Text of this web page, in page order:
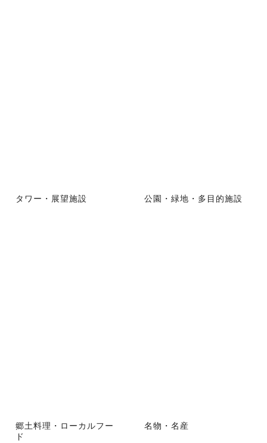
タワー・展望施設 公園・緑地・多目的施設
郷土料理・ローカルフー
ド
名物・名産